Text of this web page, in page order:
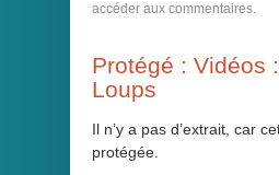
accéder aux commentaires.
Protégé : Vidéos
Loups
Il n’y a pas d’extrait, car
protégée.